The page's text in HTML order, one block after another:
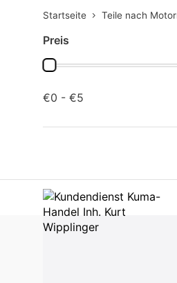
Startseite Teile nach
Preis
€0 - €5
und DE Großhandel